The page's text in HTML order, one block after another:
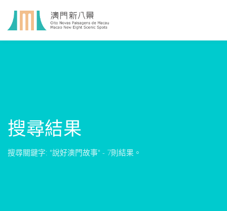
搜尋結果
搜尋關鍵字: "說好澳門故事" - 7則結果。